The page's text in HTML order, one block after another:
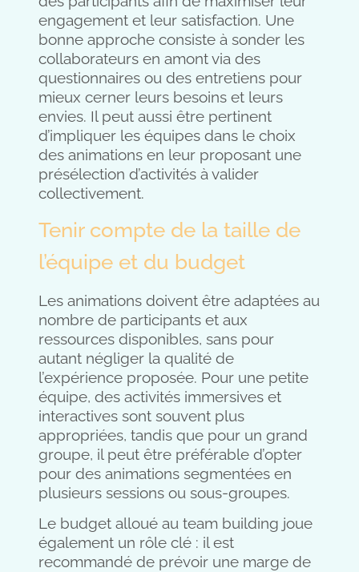
engagement et leur satisfaction. Une
bonne approche consiste à sonder les
collaborateurs en amont via des
questionnaires ou des entretiens pour
mieux cerner leurs besoins et leurs
envies. Il peut aussi être pertinent
d’impliquer les équipes dans le choix
des animations en leur proposant une
présélection d’activités à valider
collectivement.
Tenir compte de la taille de
l’équipe et du budget
Les animations doivent être adaptées au
nombre de participants et aux
ressources disponibles, sans pour
autant négliger la qualité de
l’expérience proposée. Pour une petite
équipe, des activités immersives et
interactives sont souvent plus
appropriées, tandis que pour un grand
groupe, il peut être préférable d’opter
pour des animations segmentées en
plusieurs sessions ou sous-groupes.
Le budget alloué au team building joue
également un rôle clé : il est
recommandé de prévoir une marge de